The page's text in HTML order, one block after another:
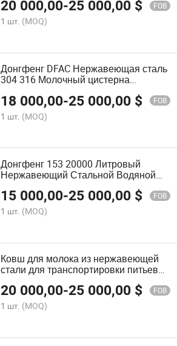
10ton
20 000,00-25 000,00 $ FOB
1 шт. (MOQ)
Донгфенг DFAC Нержавеющая сталь
304 316 Молочный цистерна
18 000,00-25 000,00 $ FOB
1 шт. (MOQ)
Донгфенг 153 20000 Литровый
Нержавеющий Стальной Водяной
15 000,00-25 000,00 $ FOB
1 шт. (MOQ)
Ковш для молока из нержавеющей
стали для транспортировки питьевой
воды, сока и молока. Производство
грузовиков-цистерн для молока
20 000,00-25 000,00 $ FOB
1 шт. (MOQ)